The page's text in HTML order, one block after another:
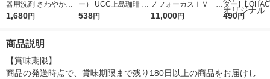
器用洗剤 さわやか微
香 詰め替え 超ジャン
1,680円
ー） UCC上島珈琲 U
CC ミルクコーヒー 1
538円
ノフォーカスＩＶ 4
5ｇ 資生堂 おまけ
11,000円
ター】
r（ロハコウ
490円
商品説明
【賞味期限】
商品の発送時点で、賞味期限まで残り180日以上の商品をお届けし